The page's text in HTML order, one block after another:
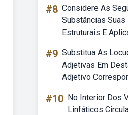
#8 Considere As
Substâncias Suas
Estruturais E
#9 Substitua As
Adjetivas Em
Adjetivo
#10 No Interior Dos
Linfáticos